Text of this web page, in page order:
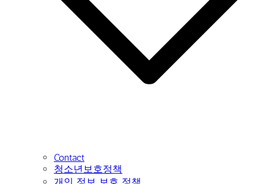
Contact
청소년보호정책